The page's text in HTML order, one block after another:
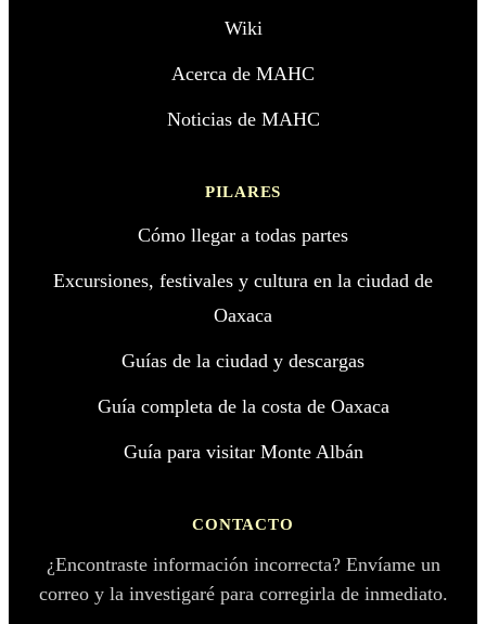
Wiki
Acerca de MAHC
Noticias de MAHC
PILARES
Cómo llegar a todas partes
Excursiones, festivales y cultura en la ciudad de
Oaxaca
Guías de la ciudad y descargas
Guía completa de la costa de Oaxaca
Guía para visitar Monte Albán
CONTACTO
¿Encontraste información incorrecta? Envíame un
correo y la investigaré para corregirla de inmediato.